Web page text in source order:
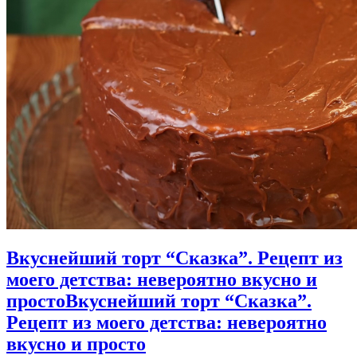
Вкуснейший торт “Сказка”. Рецепт из
моего детства: невероятно вкусно и
простоВкуснейший торт “Сказка”.
Рецепт из моего детства: невероятно
вкусно и просто